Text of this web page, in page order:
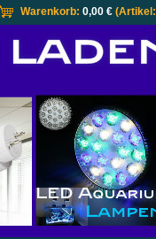
Warenkorb: 0,00 € (Artikel: